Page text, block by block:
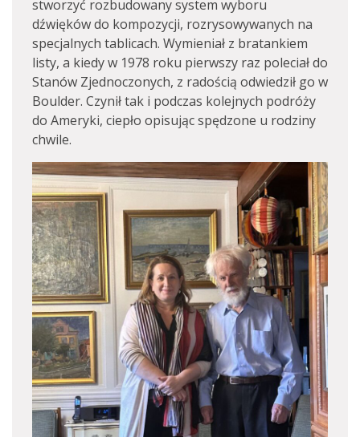
stworzyć rozbudowany system wyboru
dźwięków do kompozycji, rozrysowywanych na
specjalnych tablicach. Wymieniał z bratankiem
listy, a kiedy w 1978 roku pierwszy raz poleciał do
Stanów Zjednoczonych, z radością odwiedził go w
Boulder. Czynił tak i podczas kolejnych podróży
do Ameryki, ciepło opisując spędzone u rodziny
chwile.